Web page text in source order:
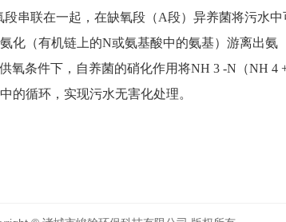
段串联在一起，在缺氧段（A段）异养菌将污水
化（有机链上的N或氨基酸中的氨基）游离出氨
供氧条件下，自养菌的硝化作用将NH 3 -N （NH 4
的循环，实现污水无害化处理。